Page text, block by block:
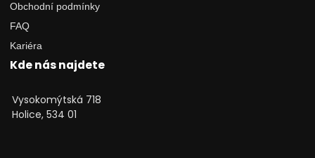
Obchodní podmínky
FAQ
Kariéra
Kde nás najdete
Vysokomýtská 718
Holice, 534 01